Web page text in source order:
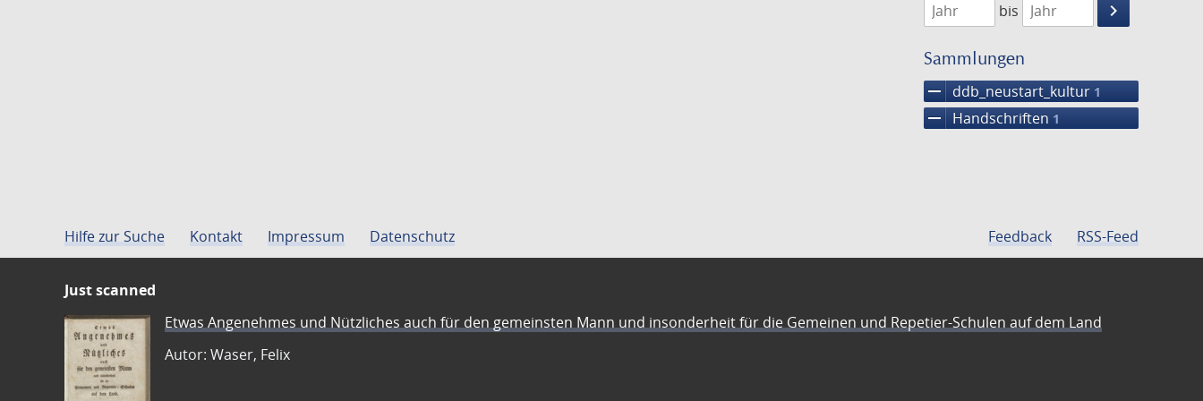
bis
keyboard_arrow_right
Suche
Sammlungen
remove ddb_neustart_kultur 1
remove Handschriften 1
Hilfe zur Suche Kontakt Impressum Datenschutz Feedback RSS-Feed
Just scanned
Etwas Angenehmes und Nützliches auch für den gemeinsten Mann und insonderheit für die Gemeinen und Repetier-Schulen auf dem Land
Autor: Waser, Felix